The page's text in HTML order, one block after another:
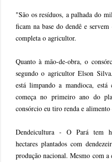
"São os resíduos, a palhada do
ficam na base do dendê e
completa o agricultor.
Quanto à mão-de-obra, o
segundo o agricultor Elson
está limpando a mandioca,
começa no primeiro ano do
consórcio eu tiro renda e
Dendeicultura - O Pará tem
hectares plantados com
produção nacional. Mesmo com